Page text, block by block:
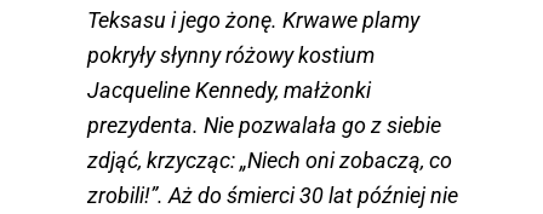
Teksasu i jego żonę. Krwawe plamy
pokryły słynny różowy kostium
Jacqueline Kennedy, małżonki
prezydenta. Nie pozwalała go z siebie
zdjąć, krzycząc: „Niech oni zobaczą, co
zrobili!”. Aż do śmierci 30 lat później nie